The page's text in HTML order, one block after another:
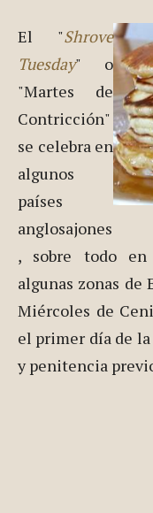
El "Shrove
Tuesday" o
"Martes de
Contricción"
se celebra en
algunos
países
anglosajones
, sobre todo en
algunas zonas de
Miércoles de
el primer día de
y penitencia